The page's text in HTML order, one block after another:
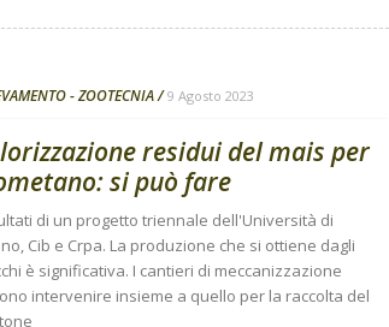
- ZOOTECNIA 9 Agosto 2023
residui del mais per
si può fare
di un progetto triennale dell'Università di
Cib e Crpa. La produzione che si ottiene dagli
è significativa. I cantieri di meccanizzazione
intervenire insieme a quello per la raccolta del